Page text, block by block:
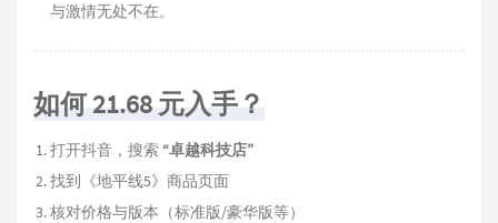
与激情无处不在。
如何 21.68 元入手？
打开抖音，搜索 “卓越科技店”
找到《地平线5》商品页面
核对价格与版本（标准版/豪华版等）